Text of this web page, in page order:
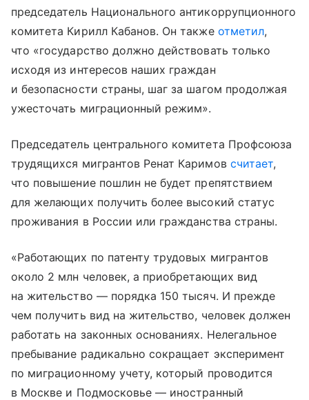
председатель Национального антикоррупционного
комитета Кирилл Кабанов. Он также отметил,
что «государство должно действовать только
исходя из интересов наших граждан
и безопасности страны, шаг за шагом продолжая
ужесточать миграционный режим».
Председатель центрального комитета Профсоюза
трудящихся мигрантов Ренат Каримов считает,
что повышение пошлин не будет препятствием
для желающих получить более высокий статус
проживания в России или гражданства страны.
«Работающих по патенту трудовых мигрантов
около 2 млн человек, а приобретающих вид
на жительство — порядка 150 тысяч. И прежде
чем получить вид на жительство, человек должен
работать на законных основаниях. Нелегальное
пребывание радикально сокращает эксперимент
по миграционному учету, который проводится
в Москве и Подмосковье — иностранный